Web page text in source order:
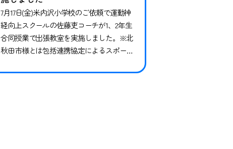
7月17日(金)米内沢小学校のご依頼で運動神
経向上スクールの佐藤吏コーチが1、2年生
合同授業で出張教室を実施しました。※北
秋田市様とは包括連携協定によるスポーツ
はじめ北秋田市内の団体様を対象に講師派